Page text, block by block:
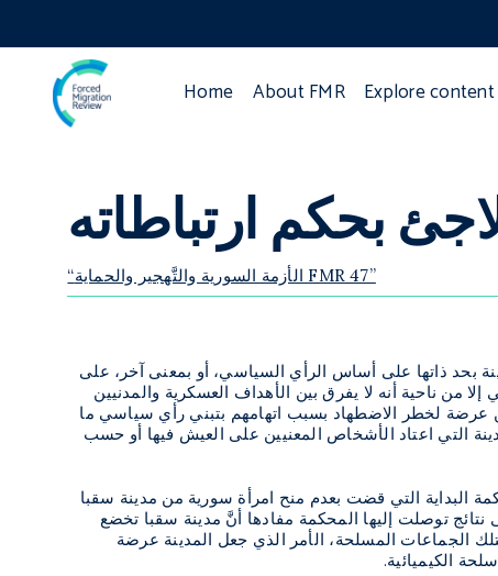
Home About FMR Explore content
بحكم ارتباطاته
“الأزمة السورية والتَّهجير والحماية FMR 47”
بحد ذاتها على أساس الرأي السياسي، أو بمعنى آخر، على
من ناحية أنه لا يفرق بين الأهداف العسكرية والمدنيين
عرضة لخطر الاضطهاد بسبب اتهامهم بتبني رأي سياسي ما
التي اعتاد الأشخاص المعنيين على العيش فيها أو حسب
البداية التي قضت بعدم منح امرأة سورية من مدينة سقبا
نتائج توصلت إليها المحكمة مفادها أنَّ مدينة سقبا تخضع
الجماعات المسلحة، الأمر الذي جعل المدينة عرضة
الكيميائية.